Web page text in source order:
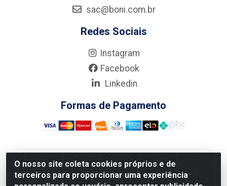
O nosso site coleta cookies próprios e de
terceiros para proporcionar uma experiência
sac@boni.com.br
Redes Sociais
Instagram
Facebook
Linkedin
Formas de Pagamento
Nova Boni Distribuidora de Material de Construção LTDA
- Rua Alice Tibiriçá, 330 - Vila Da Penha, Rio de